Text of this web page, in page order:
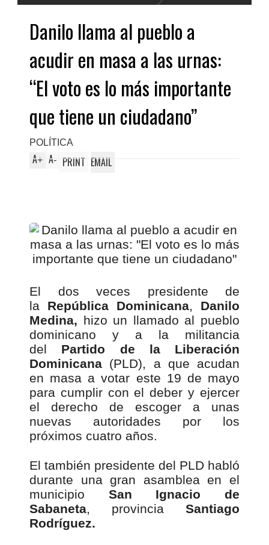
Danilo llama al pueblo a
acudir en masa a las urnas:
“El voto es lo más importante
que tiene un ciudadano”
POLÍTICA
A+ A- PRINT EMAIL
El dos veces presidente de
la República Dominicana, Danilo
Medina, hizo un llamado al pueblo
dominicano y a la militancia
del Partido de la Liberación
Dominicana (PLD), a que acudan
en masa a votar este 19 de mayo
para cumplir con el deber y ejercer
el derecho de escoger a unas
nuevas autoridades por los
próximos cuatro años.
El también presidente del PLD habló
durante una gran asamblea en el
municipio San Ignacio de
Sabaneta, provincia Santiago
Rodríguez.